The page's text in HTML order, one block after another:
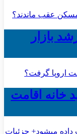
بازار
خانه اقامت